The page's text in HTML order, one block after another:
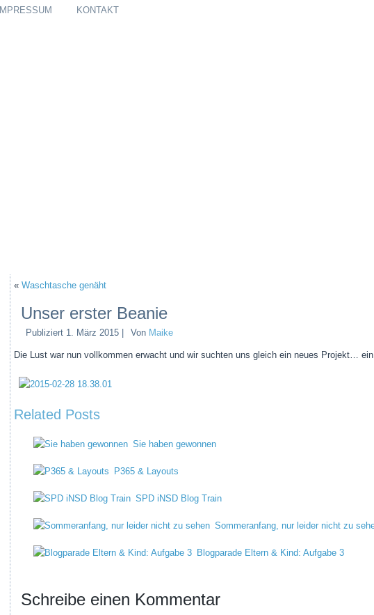
IMPRESSUM KONTAKT
« Waschtasche genäht
Unser erster Beanie
Publiziert 1. März 2015 Von Maike
Die Lust war nun vollkommen erwacht und wir suchten uns gleich ein neues Projekt…
Related Posts
Sie haben gewonnen
P365 & Layouts
SPD iNSD Blog Train
Sommeranfang, nur leider nicht zu
Blogparade Eltern & Kind: Aufgabe 3
Schreibe einen Kommentar